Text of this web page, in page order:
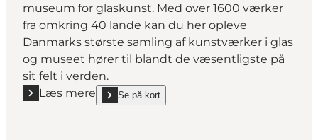
museum for glaskunst. Med over 1600 værker
fra omkring 40 lande kan du her opleve
Danmarks største samling af kunstværker i glas
og museet hører til blandt de væsentligste på
sit felt i verden.
Læs mere
Læs mere "Glas - Museet for glaskunst"
Se på kort
show Glas - Museet for glaskunst on_map